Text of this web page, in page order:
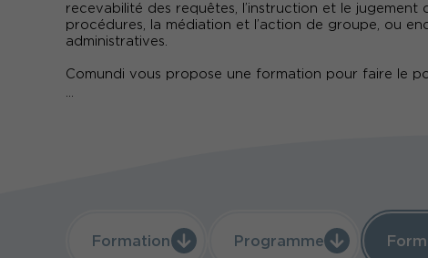
recevabilité des requêtes, l’instruction et le jugement
procédures, la médiation et l’action de groupe, ou
administratives.
Comundi vous propose une formation pour faire le
Formation Programme